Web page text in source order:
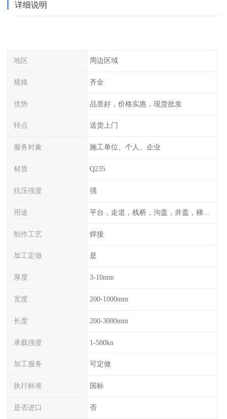
详细说明
地区 周边区域
规格 齐全
优势 品质好，价格实惠，现货批发
特点 送货上门
服务对象 施工单位、个人、企业
材质 Q235
抗压强度 强
用途 平台，走道，栈桥，沟盖，井盖，梯子，围栏等
制作工艺 焊接
加工定做 是
厚度 3-10mm
宽度 200-1000mm
长度 200-3000mm
承载强度 1-500kn
加工服务 可定做
执行标准 国标
是否进口 否